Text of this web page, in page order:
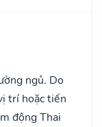
ngủ. Do
trí hoặc tiến
động Thai